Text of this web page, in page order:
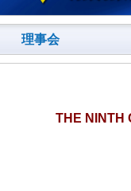
理事会
THE NINTH